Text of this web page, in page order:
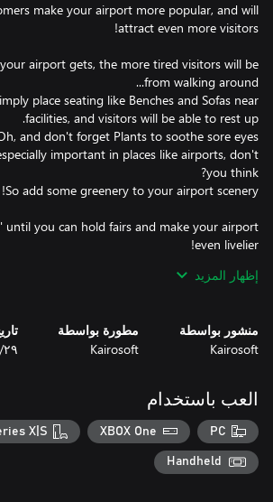
make your airport more popular, and will
airport gets, the more tired visitors will be
place seating like Benches and Sofas near
important in places like airports, don't
until you can hold fairs and make your airport
with foreign cities and attract people from all
waiting for? Help passengers travel the world
and live out their dreams today!
إظهار المزيد
منشور بواسطة
Kairosoft
مطورة بواسطة
Kairosoft ٢٩‏/٢‏/٢٠٢٤
العب باستخدام
PC
XBOX One
X|S
Handheld